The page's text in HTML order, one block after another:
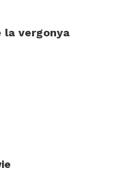
la vergonya